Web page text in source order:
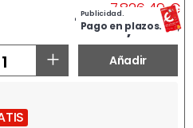
7.826,49 €
Ahora
7.180,27 €
Publicidad.
Pago en plazos.
+ Añadir